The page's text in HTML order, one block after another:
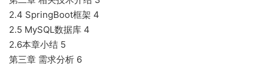
2.4 SpringBoot框架 4
2.5 MySQL数据库 4
2.6本章小结 5
第三章 需求分析 6